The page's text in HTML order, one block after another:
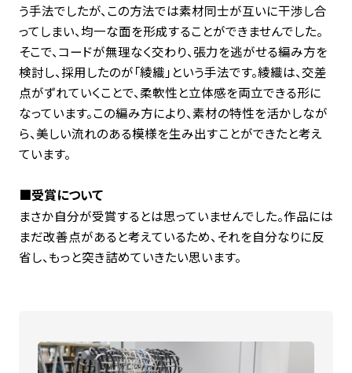
う手法でしたが、この方法では素材同士が互いに干渉し合
ってしまい、均一な面を形成することができませんでした。
そこで、コードが無理なく交わり、張力を逃がせる編み方を
検討し、採用したのが「綾織」という手法です。綾織は、交差
点がずれていくことで、柔軟性と立体感を両立できる形に
なっています。この編み方により、素材の特性を活かしなが
ら、美しい流れのある模様を生み出すことができたと考え
ています。
■受賞について
まさか自分が受賞するとは思っていませんでした。作品には
まだ改善点があると考えているため、それを自分なりに反
省し、もっと突き詰めていきたい思います。